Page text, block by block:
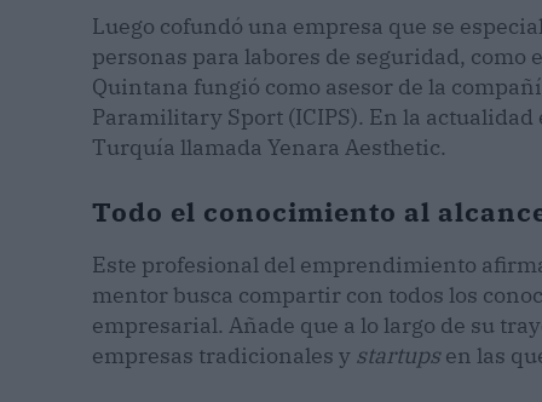
Luego cofundó una empresa que se
personas para labores de seguridad, como
Quintana fungió como asesor de la
Paramilitary Sport (ICIPS). En la
Turquía llamada Yenara Aesthetic.
Todo el conocimiento al
Este profesional del emprendimiento
mentor busca compartir con todos los
empresarial. Añade que a lo largo de su
empresas tradicionales y startupsen las